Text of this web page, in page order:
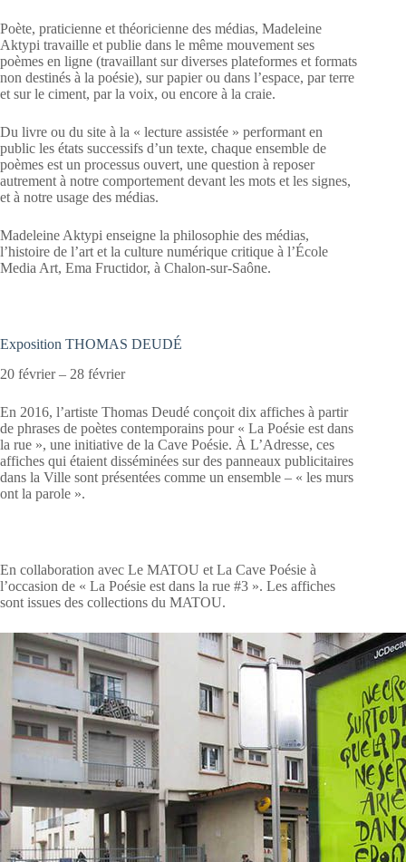
Poète, praticienne et théoricienne des médias, Madeleine
Aktypi travaille et publie dans le même mouvement ses
poèmes en ligne (travaillant sur diverses plateformes et formats
non destinés à la poésie), sur papier ou dans l’espace, par terre
et sur le ciment, par la voix, ou encore à la craie.
Du livre ou du site à la « lecture assistée » performant en
public les états successifs d’un texte, chaque ensemble de
poèmes est un processus ouvert, une question à reposer
autrement à notre comportement devant les mots et les signes,
et à notre usage des médias.
Madeleine Aktypi enseigne la philosophie des médias,
l’histoire de l’art et la culture numérique critique à l’École
Media Art, Ema Fructidor, à Chalon-sur-Saône.
Exposition THOMAS DEUDÉ
20 février – 28 février
En 2016, l’artiste Thomas Deudé conçoit dix affiches à partir
de phrases de poètes contemporains pour « La Poésie est dans
la rue », une initiative de la Cave Poésie. À L’Adresse, ces
affiches qui étaient disséminées sur des panneaux publicitaires
dans la Ville sont présentées comme un ensemble – « les murs
ont la parole ».
En collaboration avec Le MATOU et La Cave Poésie à
l’occasion de « La Poésie est dans la rue #3 ». Les affiches
sont issues des collections du MATOU.